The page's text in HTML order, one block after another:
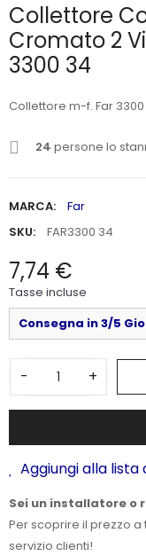
Collettore
Cromato 2
3300 34
Collettore m-f. Far
24 persone lo
MARCA:
Far
SKU:
FAR3300 34
7,74 €
Tasse incluse
Consegna in 3/5
- +
Aggiungi alla lista
Sei un installatore o
Per scoprire il prezzo a
servizio clienti!